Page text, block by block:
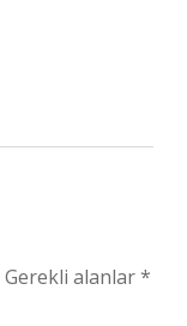
Gerekli alanlar*